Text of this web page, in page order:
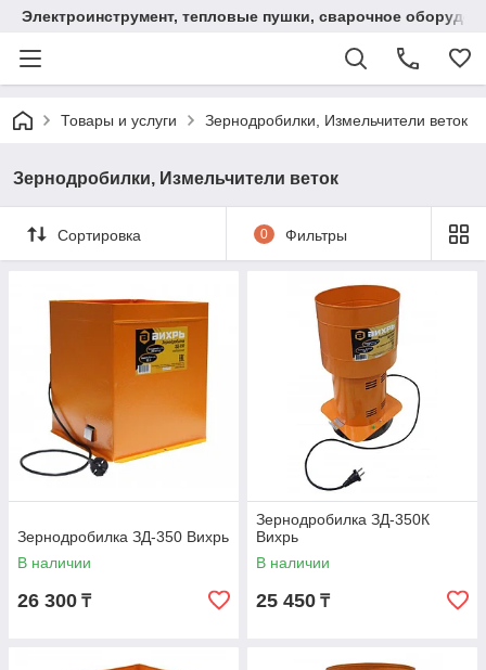
Электроинструмент, тепловые пушки, сварочное
Товары и услуги Зернодробилки, Измельчители веток
Зернодробилки, Измельчители веток
Сортировка 0 Фильтры
Зернодробилка ЗД-350 Вихрь
В наличии
26 300 ₸
Зернодробилка ЗД-350К
Вихрь
В наличии
25 450 ₸